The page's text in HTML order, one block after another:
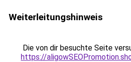
Weiterleitungshinweis
Die von dir besuchte Seite
https://